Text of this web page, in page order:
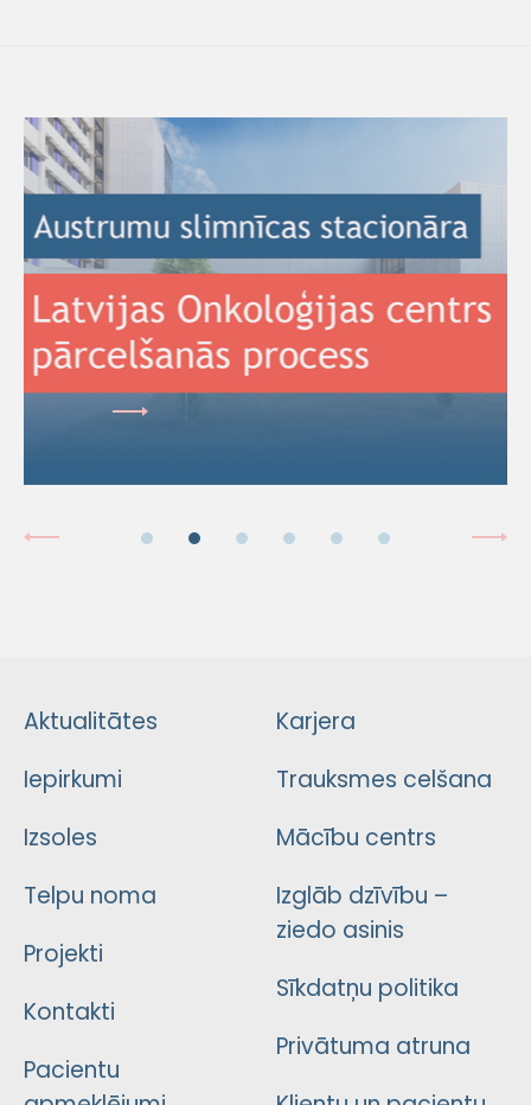
Aktualitātes
Iepirkumi
Izsoles
Telpu noma
Projekti
Kontakti
Pacientu
Karjera
Trauksmes celšana
Mācību centrs
Izglāb dzīvību –
ziedo asinis
Sīkdatņu politika
Privātuma atruna